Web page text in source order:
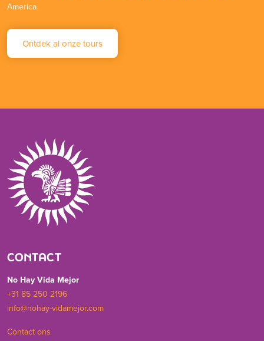
America.
Ontdek al onze tours
CONTACT
No Hay Vida Mejor
+31 85 250 2196
info@nohay-vidamejor.com
Contact ons